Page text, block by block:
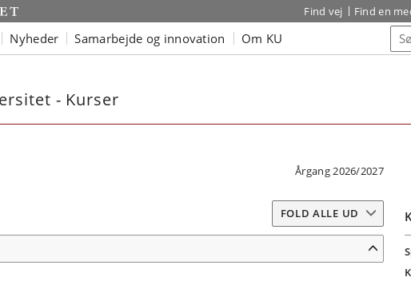
Find vej Find en
Nyheder Samarbejde og innovation Om KU
- Kurser
Årgang 2026/2027
FOLD ALLE UD